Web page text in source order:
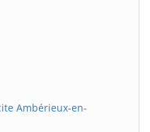
Ambérieux-en-